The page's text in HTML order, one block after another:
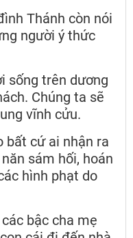
Thánh còn nói
người ý thức
sống trên dương
Chúng ta sẽ
vĩnh cửu.
bất cứ ai nhận ra
sám hối, hoán
hình phạt do
bậc cha mẹ